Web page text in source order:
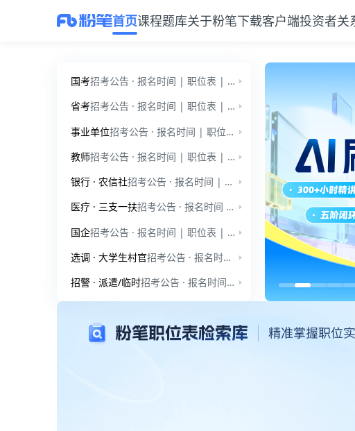
首页课程题库关于粉笔下载客户端投资者关
国考
招考公告 · 报名时间 | 职位表 | 公告通知 | 国家公务员-行测 | 国家公务员-申论 | 行测小讲堂 | 申论小讲堂 | 时政热点
省考
招考公告 · 报名时间 | 职位表 | 公告通知 | 省考模拟题-行测 | 省考小模考-申论 | 行测小讲堂 | 申论小讲堂 | 时政热点
事业单位
招考公告 · 报名时间 | 职位表 | 公告通知 | 事业单位-职测 | 事业单位-综应 | 公基小讲堂 | 综应小讲堂
教师
招考公告 · 报名时间 | 职位表 | 公告通知 | 教师招聘-学前教育 | 教师招聘-教育综合知识 | 教师小讲堂
银行 · 农信社
招考公告 · 报名时间 | 职位表 | 公告通知 | 银行招聘 | 招考公告 · 报名时间 · 职位表 | 公告通知 | 农信社
医疗 · 三支一扶
招考公告 · 报名时间 | 职位表 | 公告通知 | 医疗招聘-笔试 | 招考公告 · 报名时间 | 职位表 | 公告通知 | 三支一扶 | 三支一扶小讲堂
国企
招考公告 · 报名时间 | 职位表 | 公告通知 | 爱听干货
选调 · 大学生村官
招考公告 · 报名时间 · 职位表 | 公告通知 | 时政热点 | 爱听干货 | 招考公告 | 公告通知 | 时政热点 | 爱听干货
招警 · 派遣/临时
招考公告 · 报名时间 | 职位表 | 公告通知 | 公安招警 | 招考公告 · 报名时间 · 职位表 | 公告通知
公考与事业单位备考服务